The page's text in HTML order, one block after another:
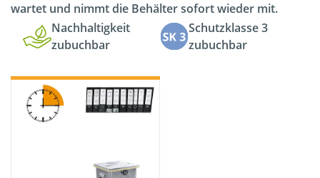
wartet und nimmt die Behälter sofort wieder mit.
Nachhaltigkeit
zubuchbar
Schutzklasse 3
zubuchbar